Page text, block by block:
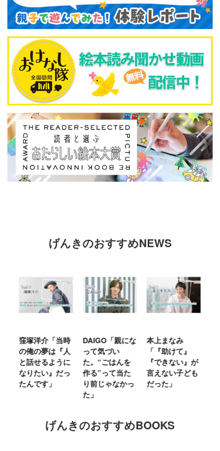
げんきのおすすめNEWS
窪塚洋介「当時
の俺の夢は『人
と話せるように
なりたい』だっ
たんです」
DAIGO「親にな
って気づい
た。“ごはんを
作る”って当た
り前じゃなかっ
た」
本上まなみ
「『助けて』
『できない』が
言えない子ども
だった」
ヤな
るこ
げんきのおすすめBOOKS